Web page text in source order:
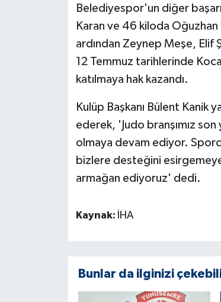
Belediyespor'un diğer
Karan ve 46 kiloda
ardından Zeynep Meşe, Elif
12 Temmuz tarihlerinde
katılmaya hak kazandı.
Kulüp Başkanı Bülent Kanik
ederek, 'Judo branşımız
olmaya devam ediyor.
bizlere desteğini
armağan ediyoruz' dedi.
Kaynak: İHA
Bunlar da ilginizi